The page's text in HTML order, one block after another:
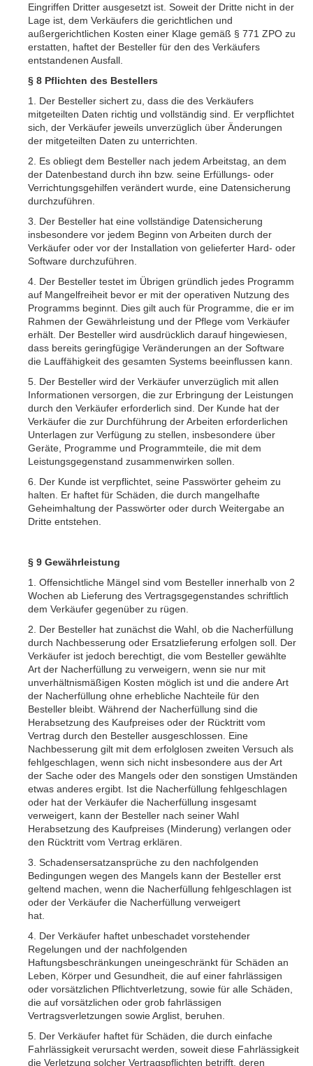
Eingriffen Dritter ausgesetzt ist. Soweit der Dritte nicht in der
Lage ist, dem Verkäufers die gerichtlichen und
außergerichtlichen Kosten einer Klage gemäß § 771 ZPO zu
erstatten, haftet der Besteller für den des Verkäufers
entstandenen Ausfall.
§ 8 Pflichten des Bestellers
1. Der Besteller sichert zu, dass die des Verkäufers
mitgeteilten Daten richtig und vollständig sind. Er verpflichtet
sich, der Verkäufer jeweils unverzüglich über Änderungen
der mitgeteilten Daten zu unterrichten.
2. Es obliegt dem Besteller nach jedem Arbeitstag, an dem
der Datenbestand durch ihn bzw. seine Erfüllungs- oder
Verrichtungsgehilfen verändert wurde, eine Datensicherung
durchzuführen.
3. Der Besteller hat eine vollständige Datensicherung
insbesondere vor jedem Beginn von Arbeiten durch der
Verkäufer oder vor der Installation von gelieferter Hard- oder
Software durchzuführen.
4. Der Besteller testet im Übrigen gründlich jedes Programm
auf Mangelfreiheit bevor er mit der operativen Nutzung des
Programms beginnt. Dies gilt auch für Programme, die er im
Rahmen der Gewährleistung und der Pflege vom Verkäufer
erhält. Der Besteller wird ausdrücklich darauf hingewiesen,
dass bereits geringfügige Veränderungen an der Software
die Lauffähigkeit des gesamten Systems beeinflussen kann.
5. Der Besteller wird der Verkäufer unverzüglich mit allen
Informationen versorgen, die zur Erbringung der Leistungen
durch den Verkäufer erforderlich sind. Der Kunde hat der
Verkäufer die zur Durchführung der Arbeiten erforderlichen
Unterlagen zur Verfügung zu stellen, insbesondere über
Geräte, Programme und Programmteile, die mit dem
Leistungsgegenstand zusammenwirken sollen.
6. Der Kunde ist verpflichtet, seine Passwörter geheim zu
halten. Er haftet für Schäden, die durch mangelhafte
Geheimhaltung der Passwörter oder durch Weitergabe an
Dritte entstehen.
§ 9 Gewährleistung
1. Offensichtliche Mängel sind vom Besteller innerhalb von 2
Wochen ab Lieferung des Vertragsgegenstandes schriftlich
dem Verkäufer gegenüber zu rügen.
2. Der Besteller hat zunächst die Wahl, ob die Nacherfüllung
durch Nachbesserung oder Ersatzlieferung erfolgen soll. Der
Verkäufer ist jedoch berechtigt, die vom Besteller gewählte
Art der Nacherfüllung zu verweigern, wenn sie nur mit
unverhältnismäßigen Kosten möglich ist und die andere Art
der Nacherfüllung ohne erhebliche Nachteile für den
Besteller bleibt. Während der Nacherfüllung sind die
Herabsetzung des Kaufpreises oder der Rücktritt vom
Vertrag durch den Besteller ausgeschlossen. Eine
Nachbesserung gilt mit dem erfolglosen zweiten Versuch als
fehlgeschlagen, wenn sich nicht insbesondere aus der Art
der Sache oder des Mangels oder den sonstigen Umständen
etwas anderes ergibt. Ist die Nacherfüllung fehlgeschlagen
oder hat der Verkäufer die Nacherfüllung insgesamt
verweigert, kann der Besteller nach seiner Wahl
Herabsetzung des Kaufpreises (Minderung) verlangen oder
den Rücktritt vom Vertrag erklären.
3. Schadensersatzansprüche zu den nachfolgenden
Bedingungen wegen des Mangels kann der Besteller erst
geltend machen, wenn die Nacherfüllung fehlgeschlagen ist
oder der Verkäufer die Nacherfüllung verweigert
hat.
4. Der Verkäufer haftet unbeschadet vorstehender
Regelungen und der nachfolgenden
Haftungsbeschränkungen uneingeschränkt für Schäden an
Leben, Körper und Gesundheit, die auf einer fahrlässigen
oder vorsätzlichen Pflichtverletzung, sowie für alle Schäden,
die auf vorsätzlichen oder grob fahrlässigen
Vertragsverletzungen sowie Arglist, beruhen.
5. Der Verkäufer haftet für Schäden, die durch einfache
Fahrlässigkeit verursacht werden, soweit diese Fahrlässigkeit
die Verletzung solcher Vertragspflichten betrifft, deren